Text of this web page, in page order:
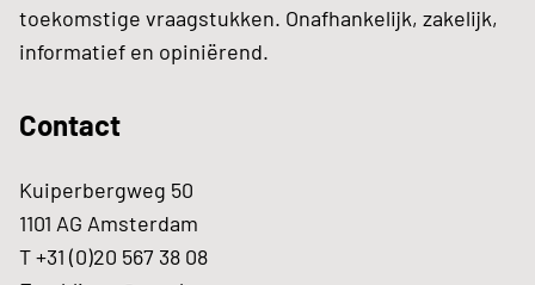
toekomstige vraagstukken. Onafhankelijk, zakelijk,
informatief en opiniërend.
Contact
Kuiperbergweg 50
1101 AG Amsterdam
T +31 (0)20 567 38 08